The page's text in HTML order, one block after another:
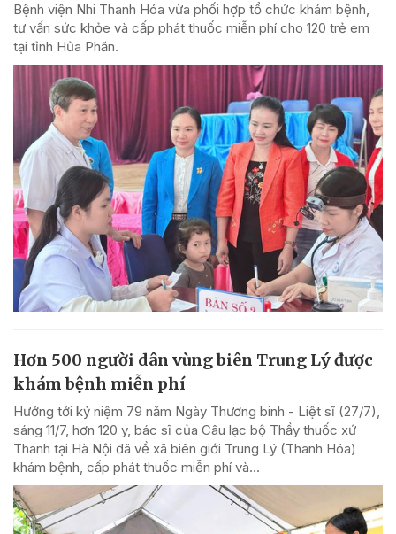
Bệnh viện Nhi Thanh Hóa vừa phối hợp tổ chức khám bệnh,
tư vấn sức khỏe và cấp phát thuốc miễn phí cho 120 trẻ em
tại tỉnh Hủa Phăn.
Hơn 500 người dân vùng biên Trung Lý được
khám bệnh miễn phí
Hướng tới kỷ niệm 79 năm Ngày Thương binh - Liệt sĩ (27/7),
sáng 11/7, hơn 120 y, bác sĩ của Câu lạc bộ Thầy thuốc xứ
Thanh tại Hà Nội đã về xã biên giới Trung Lý (Thanh Hóa)
khám bệnh, cấp phát thuốc miễn phí và...